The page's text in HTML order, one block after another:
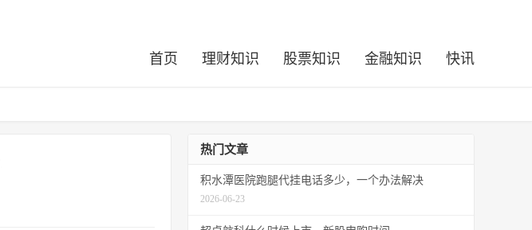
首页 理财知识 股票知识 金融知识 快讯
热门文章
积水潭医院跑腿代挂电话多少，一个办法解决
2026-06-23